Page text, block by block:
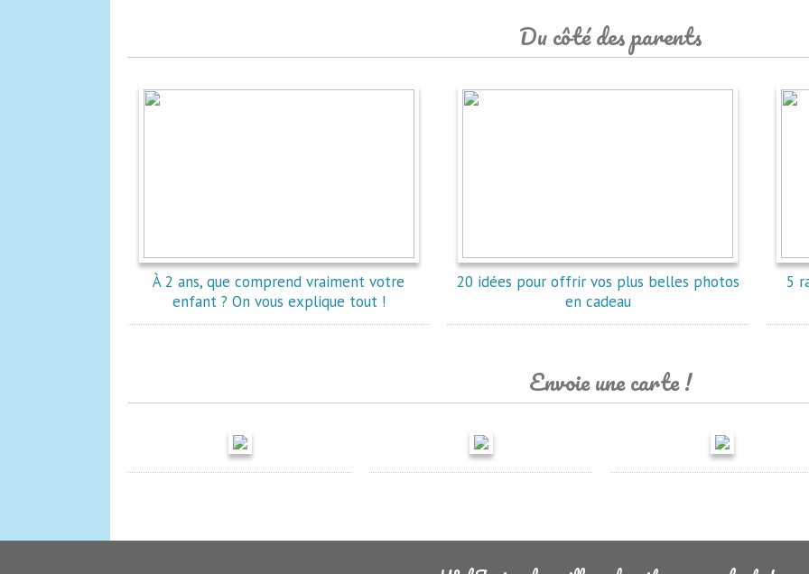
Du côté des parents
À 2 ans, que comprend vraiment votre
enfant ? On vous explique tout !
20 idées pour offrir vos plus belles photos
en cadeau
5
Envoie une carte !